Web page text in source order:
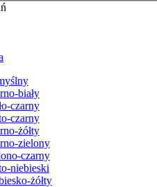
biały
czarny
czarny
żółty
zielony
czarny
niebieski
żółty